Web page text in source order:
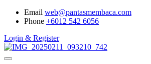
Email web@pantasmembaca.com
Phone +6012 542 6056
Login & Register